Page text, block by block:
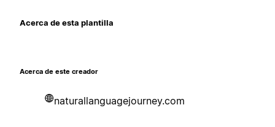
Acerca de esta plantilla
Acerca de este creador
naturallanguagejourney.com